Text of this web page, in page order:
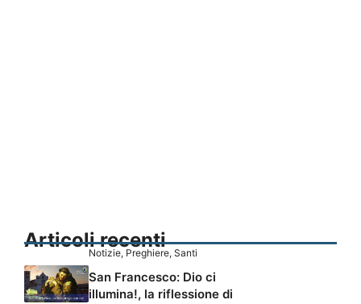
Articoli recenti
Notizie, Preghiere, Santi
San Francesco: Dio ci
illumina!, la riflessione di